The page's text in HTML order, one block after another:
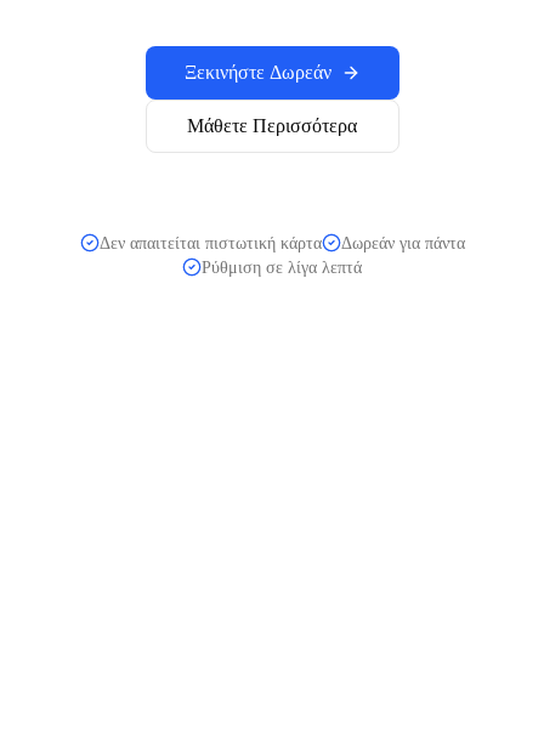
Ξεκινήστε Δωρεάν
Μάθετε Περισσότερα
Δεν απαιτείται πιστωτική κάρτα
Δωρεάν για πάντα
Ρύθμιση σε λίγα λεπτά